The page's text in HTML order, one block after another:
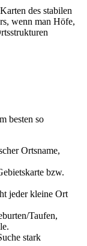
des stabilen
wenn man Höfe,
besten so
Ortsname,
bzw.
jeder kleine Ort
Taufen,
stark